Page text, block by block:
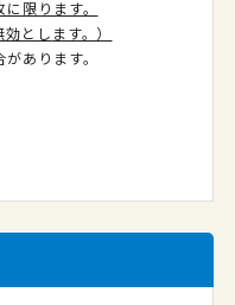
限ります。
効とし ます。）
あります。